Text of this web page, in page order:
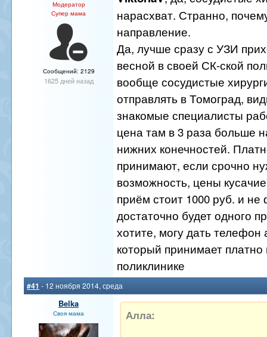
Модератор
Супер мама
Сообщений: 2129
1625 дней назад
нарасхват. Странно,
направление.
Да, лучше сразу с УЗИ
весной в своей СК-ской
вообще сосудистые
отправлять в Томоград,
знакомые специалисты
цена там в 3 раза больше
нижних конечностей.
принимают, если срочно
возможность, цены
приём стоит 1000 руб. и
достаточно будет одного
хотите, могу дать телефон
который принимает платно
поликлинике
#41 - 12 ноября 2014, среда
Belka
Своя мама Алла: